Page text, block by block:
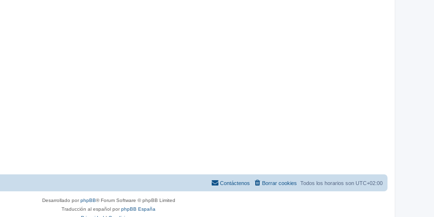
Todos los horarios son UTC+02:00
Borrar cookies
Contáctenos
Desarrollado porphpBB® Forum Software © phpBB Limited
Traducción al español porphpBB España